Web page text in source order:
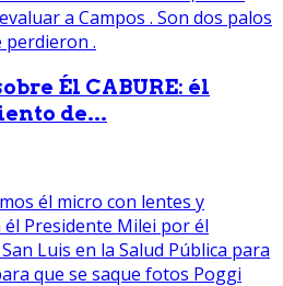
Él CABURE: él
de...